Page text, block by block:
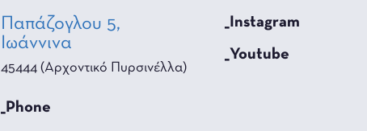
Παπάζογλου 5,
Ιωάννινα
45444 (Αρχοντικό Πυρσινέλλα)
_Phone
_Instagram
_Youtube